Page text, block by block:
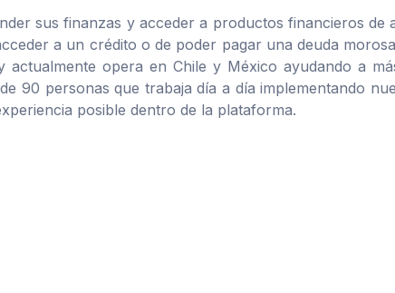
sus finanzas y acceder a productos financieros de
a un crédito o de poder pagar una deuda
opera en Chile y México ayudando a
90 personas que trabaja día a día implementando
posible dentro de la plataforma.